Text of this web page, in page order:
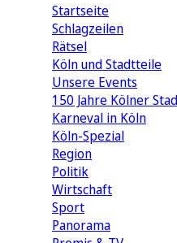
Startseite
Schlagzeilen
Rätsel
Köln und Stadtteile
Unsere Events
150 Jahre Kölner
Karneval in Köln
Köln-Spezial
Region
Politik
Wirtschaft
Sport
Panorama